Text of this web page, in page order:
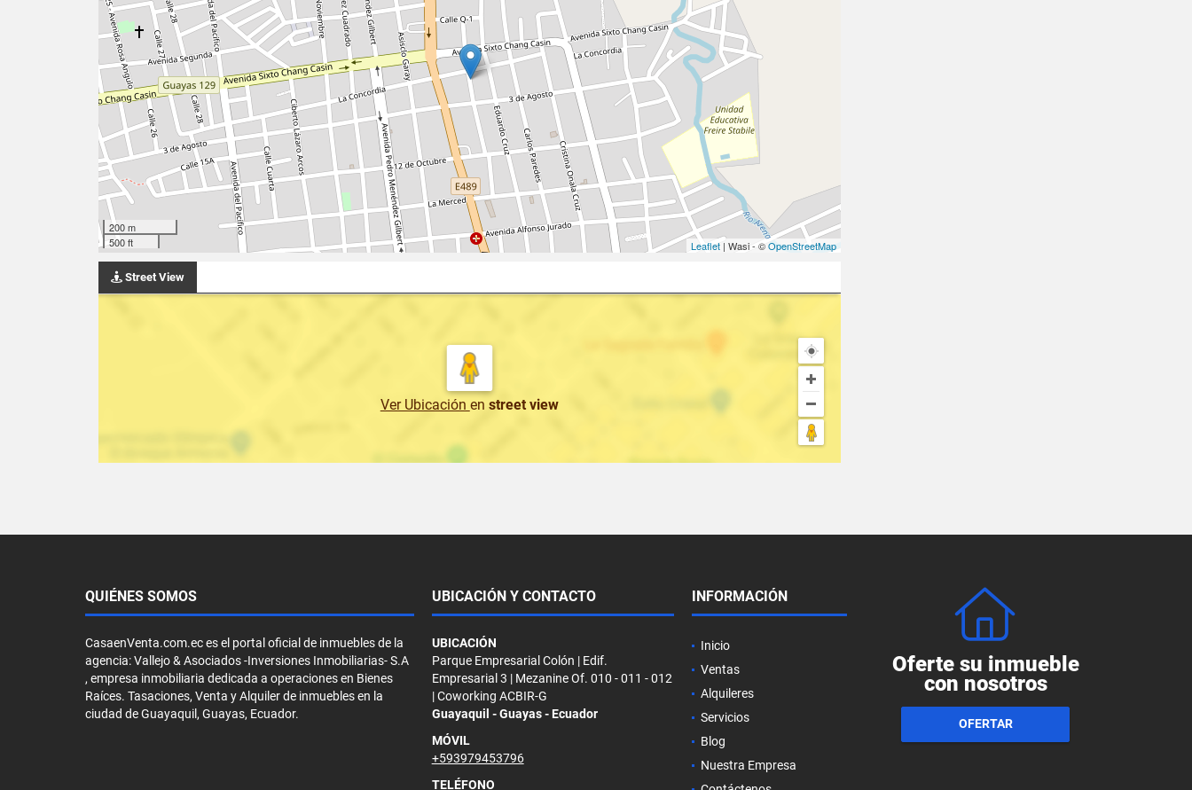
200 m
500 ft
Leaflet| Wasi - ©OpenStreetMap
Street View
Ver Ubicación en street view
QUIÉNES SOMOS
CasaenVenta.com.ec es el portal oficial de inmuebles de la
agencia: Vallejo & Asociados -Inversiones Inmobiliarias- S.A
, empresa inmobiliaria dedicada a operaciones en Bienes
Raíces. Tasaciones, Venta y Alquiler de inmuebles en la
ciudad de Guayaquil, Guayas, Ecuador.
UBICACIÓN Y CONTACTO
UBICACIÓN
Parque Empresarial Colón | Edif.
Empresarial 3 | Mezanine Of. 010 - 011 - 012
| Coworking ACBIR-G
Guayaquil - Guayas - Ecuador
MÓVIL
+593979453796
TELÉFONO
INFORMACIÓN
Inicio
Ventas
Alquileres
Servicios
Blog
Nuestra Empresa
Oferte su inmueble
con nosotros
OFERTAR